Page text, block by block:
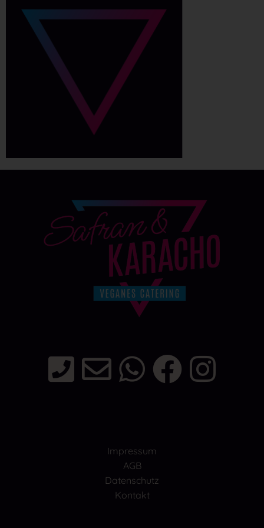
Impressum
AGB
Datenschutz
Kontakt